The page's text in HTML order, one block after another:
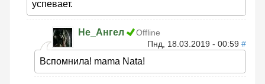
успевает.
Не_Ангел
Offline
Пнд, 18.03.2019 - 00:59 #
Вспомнила! mama Nata!